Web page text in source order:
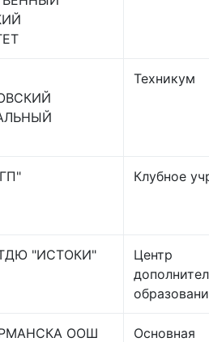
Техникум
Клубное
"ИСТОКИ"
Центр
ООШ
Основная